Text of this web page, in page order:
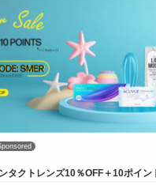
タクトレンズ10％OFF＋10ポイン